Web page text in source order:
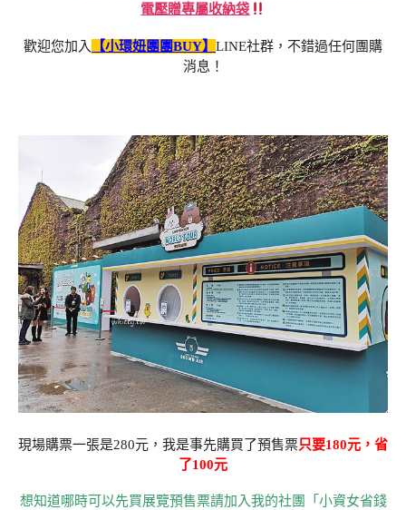
電壓贈專屬收納袋
歡迎您加入 【小環妞團團BUY】 LINE社群，不錯過任何團購
消息！
現場購票一張是280元，我是事先購買了預售票只要180元，省
了100元
想知道哪時可以先買展覽預售票請加入我的社團「小資女省錢